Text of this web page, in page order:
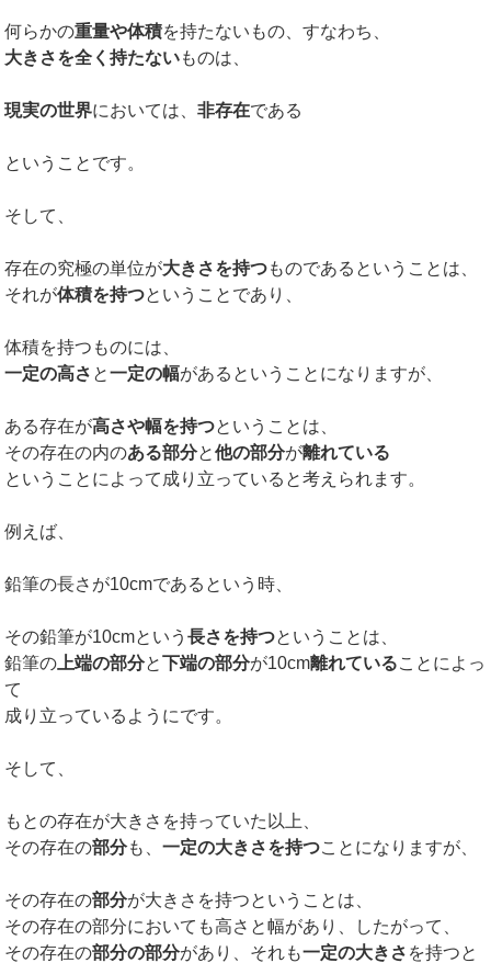
何らかの重量や体積を持たないもの、すなわち、
大きさを全く持たないものは、
現実の世界においては、非存在である
ということです。
そして、
存在の究極の単位が大きさを持つものであるということは、
それが体積を持つということであり、
体積を持つものには、
一定の高さ と一定の幅があるということになりますが、
ある存在が高さや幅を持つということは、
その存在の内のある部分と他の部分が離れている
ということによって成り立っていると考えられます。
例えば、
鉛筆の長さが10cmであるという時、
その鉛筆が10cmという長さを持つということは、
鉛筆の 上端の部分と下端の部分が10cm離れていることによっ
て
成り立っているようにです。
そして、
もとの存在が大きさを持っていた以上、
その存在の部分も、一定の大きさを持つことになりますが、
その存在の部分が大きさを持つということは、
その存在の部分においても高さと幅があり、したがって、
その存在の部分の部分があり、それも一定の大きさ を持つと